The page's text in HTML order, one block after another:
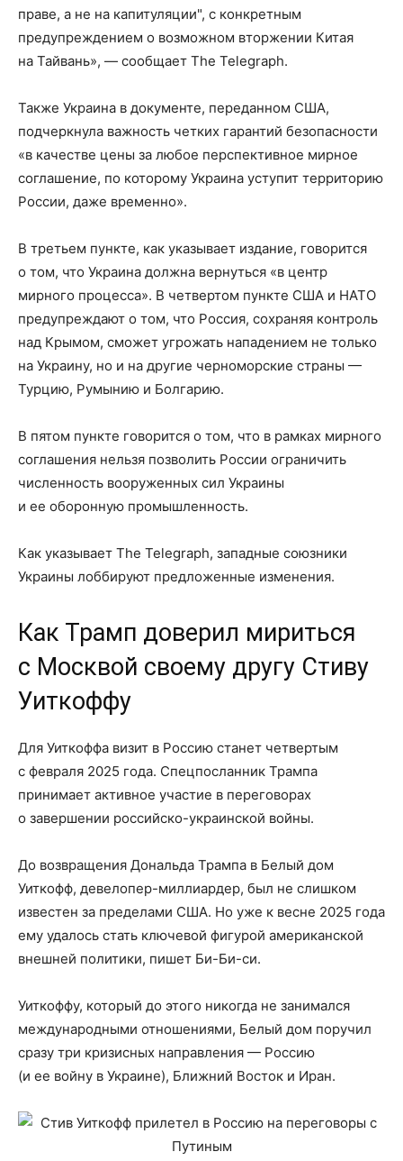
праве, а не на капитуляции", с конкретным
предупреждением о возможном вторжении Китая
на Тайвань», — сообщает The Telegraph.
Также Украина в документе, переданном США,
подчеркнула важность четких гарантий безопасности
«в качестве цены за любое перспективное мирное
соглашение, по которому Украина уступит территорию
России, даже временно».
В третьем пункте, как указывает издание, говорится
о том, что Украина должна вернуться «в центр
мирного процесса». В четвертом пункте США и НАТО
предупреждают о том, что Россия, сохраняя контроль
над Крымом, сможет угрожать нападением не только
на Украину, но и на другие черноморские страны —
Турцию, Румынию и Болгарию.
В пятом пункте говорится о том, что в рамках мирного
соглашения нельзя позволить России ограничить
численность вооруженных сил Украины
и ее оборонную промышленность.
Как указывает The Telegraph, западные союзники
Украины лоббируют предложенные изменения.
Как Трамп доверил мириться
с Москвой своему другу Стиву
Уиткоффу
Для Уиткоффа визит в Россию станет четвертым
с февраля 2025 года. Спецпосланник Трампа
принимает активное участие в переговорах
о завершении российско-украинской войны.
До возвращения Дональда Трампа в Белый дом
Уиткофф, девелопер-миллиардер, был не слишком
известен за пределами США. Но уже к весне 2025 года
ему удалось стать ключевой фигурой американской
внешней политики, пишет Би-Би-си.
Уиткоффу, который до этого никогда не занимался
международными отношениями, Белый дом поручил
сразу три кризисных направления — Россию
(и ее войну в Украине), Ближний Восток и Иран.